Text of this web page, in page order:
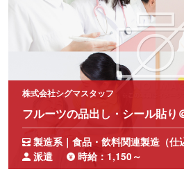
株式会社シグマスタッフ
フルーツの品出し・シール貼り
製造系｜食品・飲料関連製造（仕
派遣
時給：1,150～